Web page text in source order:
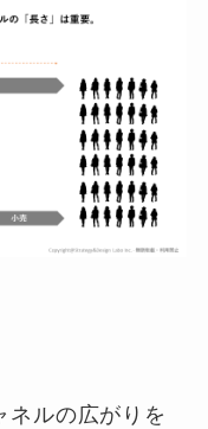
ネルの広がりを